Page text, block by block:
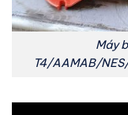
Máy
T4/AAMAB/